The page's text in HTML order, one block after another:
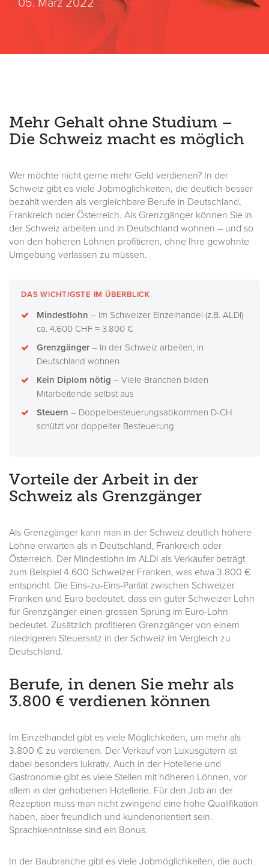
05. März 2022
Mehr Gehalt ohne Studium –
Die Schweiz macht es möglich
Wer möchte nicht gerne mehr Geld verdienen? In der
Schweiz gibt es viele Jobmöglichkeiten, die deutlich besser
bezahlt werden als vergleichbare Berufe in Deutschland,
Frankreich oder Österreich. Als Grenzgänger können Sie in
der Schweiz arbeiten und in Deutschland wohnen – und so
von den höheren Löhnen profitieren, ohne Ihre gewohnte
Umgebung verlassen zu müssen.
DAS WICHTIGSTE IM ÜBERBLICK
Mindestlohn – Im Schweizer Einzelhandel (z.B. ALDI)
ca. 4.600 CHF ≈ 3.800 €
Grenzgänger – In der Schweiz arbeiten, in
Deutschland wohnen
Kein Diplom nötig – Viele Branchen bilden
Mitarbeitende selbst aus
Steuern – Doppelbesteuerungsabkommen D-CH
schützt vor doppelter Besteuerung
Vorteile der Arbeit in der
Schweiz als Grenzgänger
Als Grenzgänger kann man in der Schweiz deutlich höhere
Löhne erwarten als in Deutschland, Frankreich oder
Österreich. Der Mindestlohn im ALDI als Verkäufer beträgt
zum Beispiel 4.600 Schweizer Franken, was etwa 3.800 €
entspricht. Die Eins-zu-Eins-Parität zwischen Schweizer
Franken und Euro bedeutet, dass ein guter Schweizer Lohn
für Grenzgänger einen grossen Sprung im Euro-Lohn
bedeutet. Zusätzlich profitieren Grenzgänger von einem
niedrigeren Steuersatz in der Schweiz im Vergleich zu
Deutschland.
Berufe, in denen Sie mehr als
3.800 € verdienen können
Im Einzelhandel gibt es viele Möglichkeiten, um mehr als
3.800 € zu verdienen. Der Verkauf von Luxusgütern ist
dabei besonders lukrativ. Auch in der Hotellerie und
Gastronomie gibt es viele Stellen mit höheren Löhnen, vor
allem in der gehobenen Hotellerie. Für den Job an der
Rezeption muss man nicht zwingend eine hohe Qualifikation
haben, aber freundlich und kundenorientiert sein.
Sprachkenntnisse sind ein Bonus.
In der Baubranche gibt es viele Jobmöglichkeiten, die auch